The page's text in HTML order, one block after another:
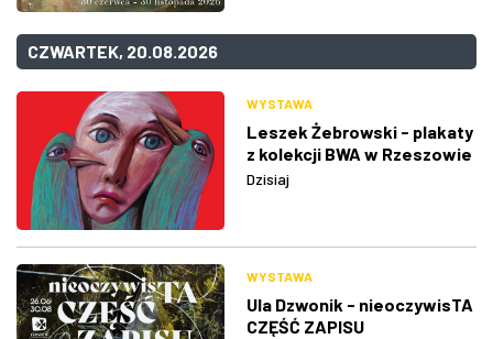
CZWARTEK, 20.08.2026
WYSTAWA
Leszek Żebrowski - plakaty
z kolekcji BWA w Rzeszowie
Dzisiaj
WYSTAWA
Ula Dzwonik - nieoczywisTA
CZĘŚĆ ZAPISU